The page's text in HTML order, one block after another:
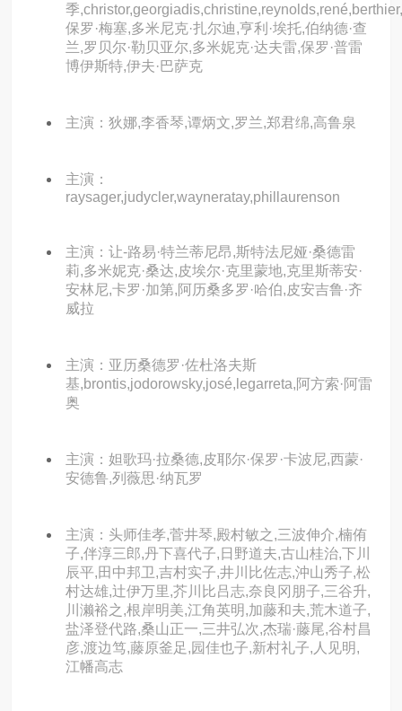
季,christor,georgiadis,christine,reynolds,rené,berthier,
保罗·梅塞,多米尼克·扎尔迪,亨利·埃托,伯纳德·查
兰,罗贝尔·勒贝亚尔,多米妮克·达夫雷,保罗·普雷
博伊斯特,伊夫·巴萨克
主演：狄娜,李香琴,谭炳文,罗兰,郑君绵,高鲁泉
主演：
raysager,judycler,wayneratay,phillaurenson
主演：让-路易·特兰蒂尼昂,斯特法尼娅·桑德雷
莉,多米妮克·桑达,皮埃尔·克里蒙地,克里斯蒂安·
安林尼,卡罗·加第,阿历桑多罗·哈伯,皮安吉鲁·齐
威拉
主演：亚历桑德罗·佐杜洛夫斯
基,brontis,jodorowsky,josé,legarreta,阿方索·阿雷
奥
主演：妲歌玛·拉桑德,皮耶尔·保罗·卡波尼,西蒙·
安德鲁,列薇思·纳瓦罗
主演：头师佳孝,菅井琴,殿村敏之,三波伸介,楠侑
子,伴淳三郎,丹下喜代子,日野道夫,古山桂治,下川
辰平,田中邦卫,吉村实子,井川比佐志,沖山秀子,松
村达雄,辻伊万里,芥川比吕志,奈良冈朋子,三谷升,
川濑裕之,根岸明美,江角英明,加藤和夫,荒木道子,
盐泽登代路,桑山正一,三井弘次,杰瑞·藤尾,谷村昌
彦,渡边笃,藤原釜足,园佳也子,新村礼子,人见明,
江幡高志